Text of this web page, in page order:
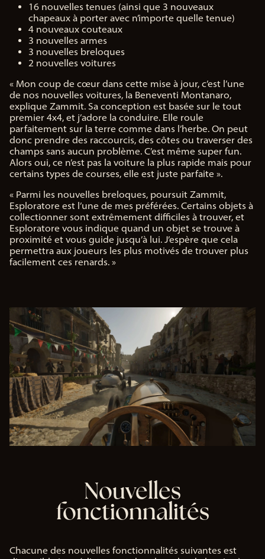
16 nouvelles tenues (ainsi que 3 nouveaux
chapeaux à porter avec n’importe quelle tenue)
4 nouveaux couteaux
3 nouvelles armes
3 nouvelles breloques
2 nouvelles voitures
« Mon coup de cœur dans cette mise à jour, c’est l’une
de nos nouvelles voitures, la Beneventi Montanaro,
explique Zammit. Sa conception est basée sur le tout
premier 4x4, et j’adore la conduire. Elle roule
parfaitement sur la terre comme dans l’herbe. On peut
donc prendre des raccourcis, des côtes ou traverser des
champs sans aucun problème. C’est même super fun.
Alors oui, ce n’est pas la voiture la plus rapide mais pour
certains types de courses, elle est juste parfaite ».
« Parmi les nouvelles breloques, poursuit Zammit,
Esploratore est l’une de mes préférées. Certains objets à
collectionner sont extrêmement difficiles à trouver, et
Esploratore vous indique quand un objet se trouve à
proximité et vous guide jusqu’à lui. J’espère que cela
permettra aux joueurs les plus motivés de trouver plus
facilement ces renards. »
Nouvelles
fonctionnalités
Chacune des nouvelles fonctionnalités suivantes est